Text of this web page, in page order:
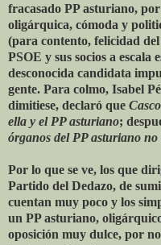
fracasado PP asturiano,
oligárquica, cómoda y
(para contento, felicidad
PSOE y sus socios a escala
desconocida candidata
gente. Para colmo, Isabel
dimitiese, declaró que
ella y el PP asturiano;
órganos del PP asturiano
Por lo que se ve, los que
Partido del Dedazo, de
cuentan muy poco y los
un PP asturiano,
oposición muy dulce, por